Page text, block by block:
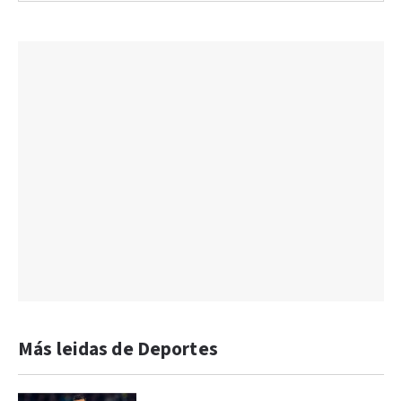
Más leidas de Deportes